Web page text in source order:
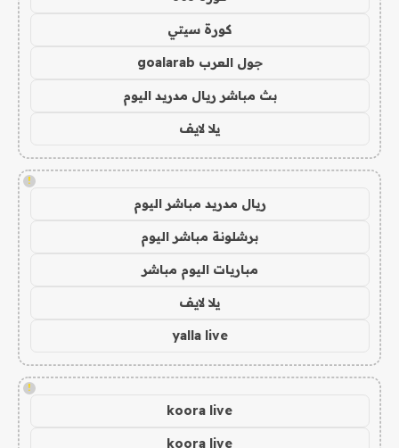
كورة سيتي
جول العرب goalarab
بث مباشر ريال مدريد اليوم
يلا لايف
!
ريال مدريد مباشر اليوم
برشلونة مباشر اليوم
مباريات اليوم مباشر
يلا لايف
yalla live
!
koora live
koora live